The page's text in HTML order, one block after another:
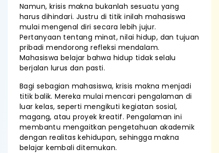
Namun, krisis makna bukanlah sesuatu yang
harus dihindari. Justru di titik inilah mahasiswa
mulai mengenal diri secara lebih jujur.
Pertanyaan tentang minat, nilai hidup, dan tujuan
pribadi mendorong refleksi mendalam.
Mahasiswa belajar bahwa hidup tidak selalu
berjalan lurus dan pasti.
Bagi sebagian mahasiswa, krisis makna menjadi
titik balik. Mereka mulai mencari pengalaman di
luar kelas, seperti mengikuti kegiatan sosial,
magang, atau proyek kreatif. Pengalaman ini
membantu mengaitkan pengetahuan akademik
dengan realitas kehidupan, sehingga makna
belajar kembali ditemukan.